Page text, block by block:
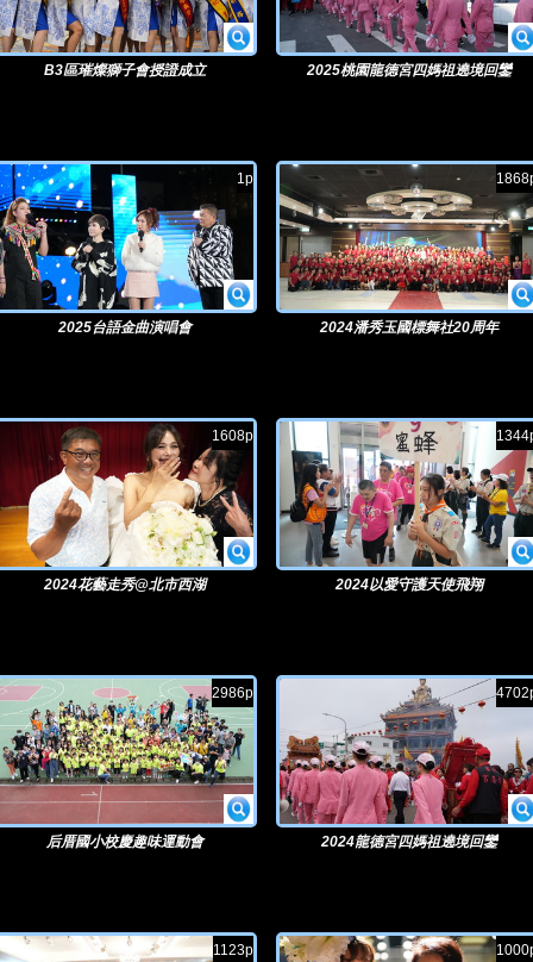
B3區璀燦獅子會授證成立 2025桃園龍德宮四媽祖遶境回鑾
1p
2025台語金曲演唱會 2024潘秀玉國標舞社20周年
1608p
2024花藝走秀@北市西湖 2024以愛守護天使飛翔
2986p
后厝國小校慶趣味運動會 2024龍德宮四媽祖遶境回鑾
1123p